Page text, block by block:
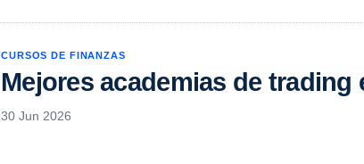
CURSOS DE FINANZAS
Mejores academias de trading
30 Jun 2026